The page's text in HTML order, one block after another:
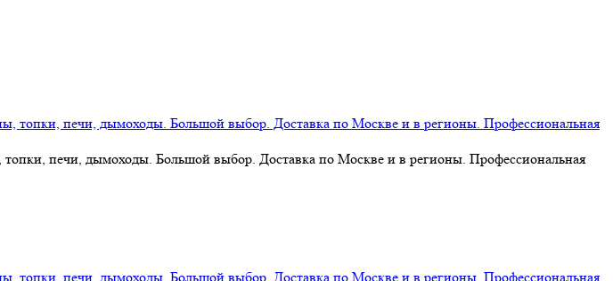
печи, дымоходы. Большой выбор. Доставка по Москве и в регионы. Профессиональная